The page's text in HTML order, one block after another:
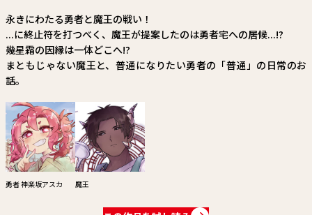
永きにわたる勇者と魔王の戦い！
...に終止符を打つべく、魔王が提案したのは勇者宅への居候...!?
幾星霜の因縁は一体どこへ!?
まともじゃない魔王と、普通になりたい勇者の「普通」の日常のお
話。
勇者 神楽坂アスカ 魔王